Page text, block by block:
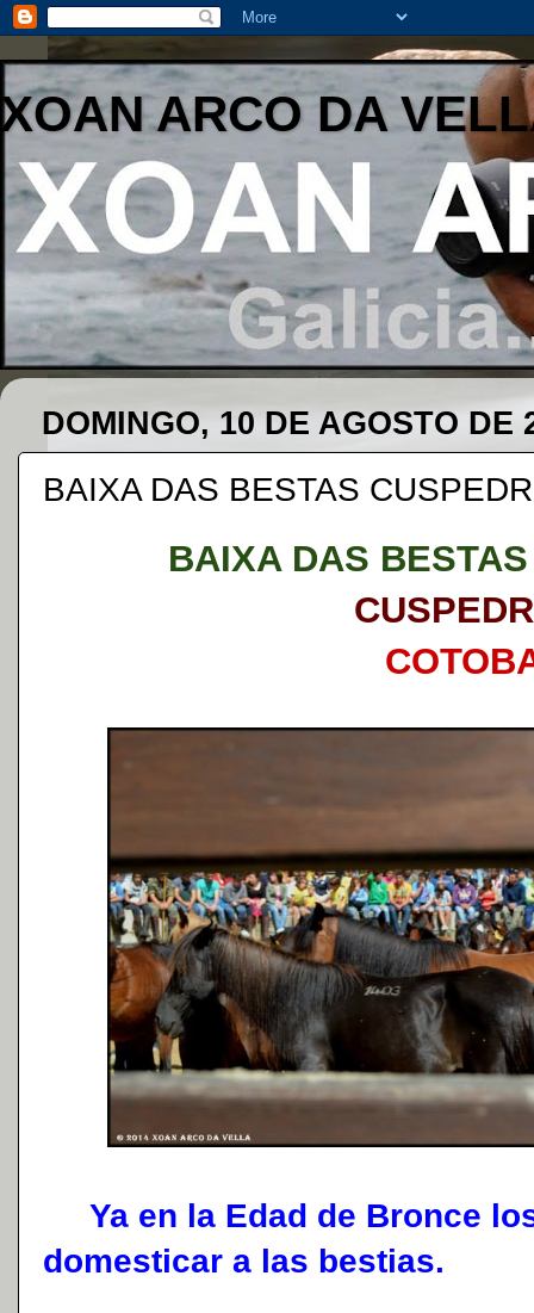
XOAN ARCO DA
DOMINGO, 10 DE AGOSTO DE
BAIXA DAS BESTAS
BAIXA DAS
Ya en la Edad de Bronce
domesticar a las bestias.